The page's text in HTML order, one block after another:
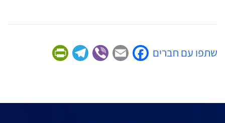
שתפו עם חברים Facebook
Email
Viber
Telegram